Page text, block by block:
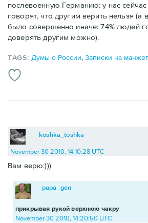
послевоенную Германию: у нас
говорят, что другим верить нельзя (а
было совершенно иначе: 74% людей
доверять другим можно).
TAGS: Думы о России,Записки на
koshka_toshka
November 30 2010, 14:10:28 UTC
Вам верю:)))
прикрывая рукой верхнюю чакру
papa_gen
November 30 2010, 14:20:50 UTC